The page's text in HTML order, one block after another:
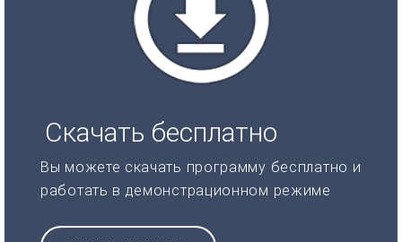
Скачать бесплатно
Вы можете скачать программу бесплатно и
работать в демонстрационном режиме